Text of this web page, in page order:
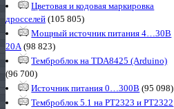
Цветовая и кодовая маркировка
дросселей (105 805)
Мощный источник питания 4…30В
20А(98 823)
Темброблок на TDA8425 (Arduino)
(96 700)
Источник питания 0…300В (95 098)
Темброблок 5.1 на PT2323 и PT2322